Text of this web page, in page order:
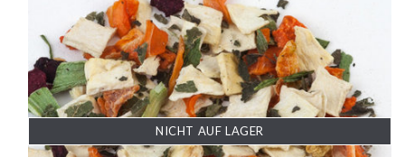
NICHT AUF LAGER